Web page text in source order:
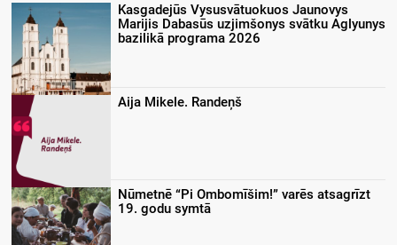
Kasgadejūs Vysusvātuokuos Jaunovys
Marijis Dabasūs uzjimšonys svātku Aglyunys
bazilikā programa 2026
Aija Mikele. Randeņš
Nūmetnē “Pi Ombomīšim!” varēs atsagrīzt
19. godu symtā